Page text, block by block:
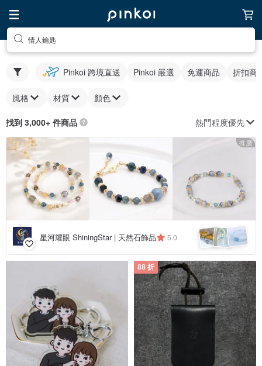
情人鑰匙
Pinkoi 跨境直送 Pinkoi 嚴選 免運商品 折扣商
風格 材質 顏色
找到 3,000+ 件商品 熱門程度優先
推廣
星河耀眼 ShiningStar | 天然石飾品 5.0
88 折